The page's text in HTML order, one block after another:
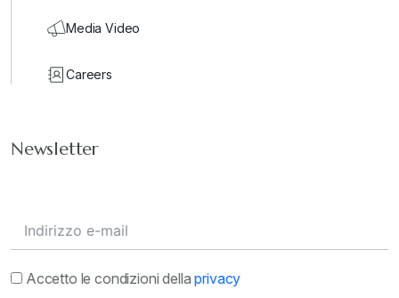
Media Video
Careers
Newsletter
Accetto le condizioni dellaprivacy